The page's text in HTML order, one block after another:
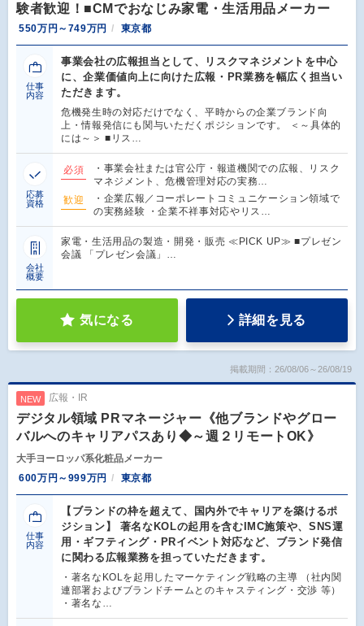
験者歓迎！■CMでおなじみ家電・生活用品メーカー
550万円～749万円 東京都
仕事
内容
事業会社の広報担当として、リスクマネジメントを中心
に、企業価値向上に向けた広報・PR業務を幅広く担当い
ただきます。
危機発生時の対応だけでなく、平時からの企業ブランド向
上・情報発信にも関与いただくポジションです。 ＜～具体的
には～＞ ■リス…
応募
資格
必須
・事業会社または官公庁・報道機関での広報、リスク
マネジメント、危機管理対応の実務…
歓迎
・企業広報／コーポレートコミュニケーション領域で
の実務経験 ・企業不祥事対応やリス…
会社
概要
家電・生活用品の製造・開発・販売 ≪PICK UP≫ ■プレゼン
会議 「プレゼン会議」…
気になる 詳細を見る
掲載期間：26/08/06～26/08/19
NEW 広報・IR
デジタル領域 PRマネージャー《他ブランドやグロー
バルへのキャリアパスあり◆～週２リモートOK》
大手ヨーロッパ系化粧品メーカー
600万円～999万円
東京都
仕事
内容
【ブランドの枠を超えて、国内外でキャリアを築けるポ
ジション】 著名なKOLの起用を含むIMC施策や、SNS運
用・ギフティング・PRイベント対応など、ブランド発信
に関わる広報業務を担っていただきます。
・著名なKOLを起用したマーケティング戦略の主導 （社内関
連部署およびブランドチームとのキャスティング・交渉 等）
・著名な…